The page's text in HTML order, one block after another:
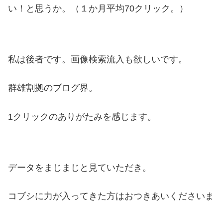
い！と思うか。（１か月平均70クリック。）
私は後者です。画像検索流入も欲しいです。
群雄割拠のブログ界。
1クリックのありがたみを感じます。
データをまじまじと見ていただき。
コブシに力が入ってきた方はおつきあいくださいま